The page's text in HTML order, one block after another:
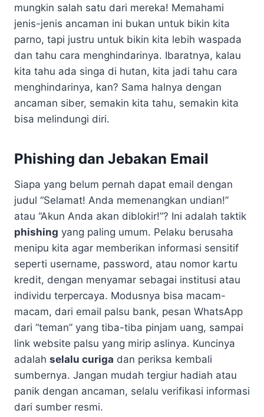
mungkin salah satu dari mereka! Memahami
jenis-jenis ancaman ini bukan untuk bikin kita
parno, tapi justru untuk bikin kita lebih waspada
dan tahu cara menghindarinya. Ibaratnya, kalau
kita tahu ada singa di hutan, kita jadi tahu cara
menghindarinya, kan? Sama halnya dengan
ancaman siber, semakin kita tahu, semakin kita
bisa melindungi diri.
Phishing dan Jebakan Email
Siapa yang belum pernah dapat email dengan
judul “Selamat! Anda memenangkan undian!”
atau “Akun Anda akan diblokir!”? Ini adalah taktik
phishing yang paling umum. Pelaku berusaha
menipu kita agar memberikan informasi sensitif
seperti username, password, atau nomor kartu
kredit, dengan menyamar sebagai institusi atau
individu terpercaya. Modusnya bisa macam-
macam, dari email palsu bank, pesan WhatsApp
dari “teman” yang tiba-tiba pinjam uang, sampai
link website palsu yang mirip aslinya. Kuncinya
adalah selalu curiga dan periksa kembali
sumbernya. Jangan mudah tergiur hadiah atau
panik dengan ancaman, selalu verifikasi informasi
dari sumber resmi.